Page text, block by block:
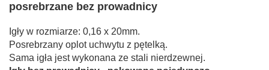
posrebrzane bez prowadnicy
Igły w rozmiarze: 0,16 x 20mm.
Posrebrzany oplot uchwytu z pętelką.
Sama igła jest wykonana ze stali nierdzewnej.